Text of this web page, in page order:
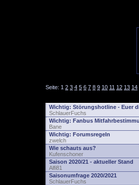
Seite: 1 2 3 4 5 6 7 8 9 10 11 12 13 14
Wichtig: Störungshotline - Euer
SchlauerFuchs
Wichtig: Fanbus
Bane
Wichtig: Forumsregeln
zwelch
Wie schauts aus?
Kufenschoner
Saison 2020/21 - aktueller Stand
Alfi81
Saisonumfrage 2020/2021
SchlauerFuchs